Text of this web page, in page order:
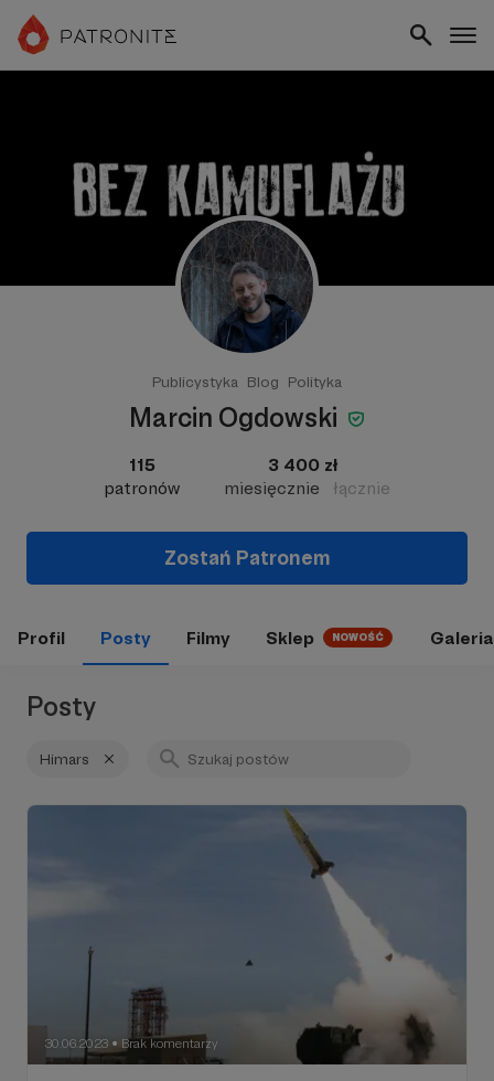
Publicystyka Blog Polityka
Marcin Ogdowski
115
patronów
3 400 zł
miesięcznie
łącznie
Zostań Patronem
Profil Posty Filmy Sklep NOWOŚĆ Galeria
Posty
Himars
30.06.2023 ● Brak komentarzy